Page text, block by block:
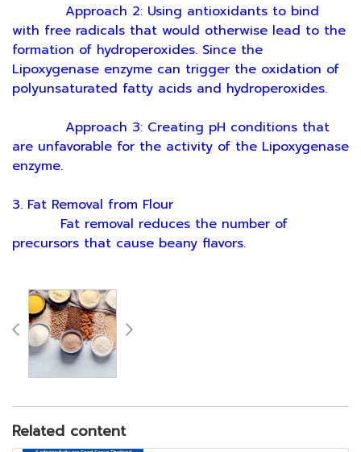
Approach 2: Using antioxidants to bind
with free radicals that would otherwise lead to the
formation of hydroperoxides. Since the
Lipoxygenase enzyme can trigger the oxidation of
polyunsaturated fatty acids and hydroperoxides.
Approach 3: Creating pH conditions that
are unfavorable for the activity of the Lipoxygenase
enzyme.
3. Fat Removal from Flour
Fat removal reduces the number of
precursors that cause beany flavors.
Related content